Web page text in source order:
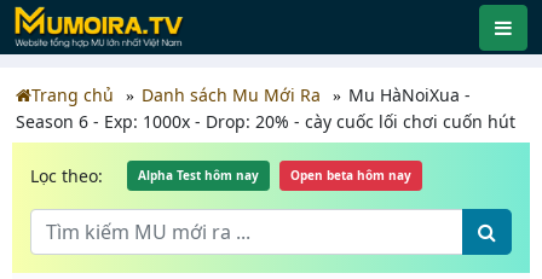
Trang chủ Danh sách Mu Mới Ra
Mu HàNoiXua -
Season 6 - Exp: 1000x - Drop: 20% - cày cuốc lối chơi cuốn hút
Lọc theo: Alpha Test hôm nay Open beta hôm nay